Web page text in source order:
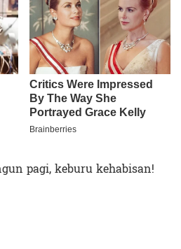
pagi, keburu kehabisan!